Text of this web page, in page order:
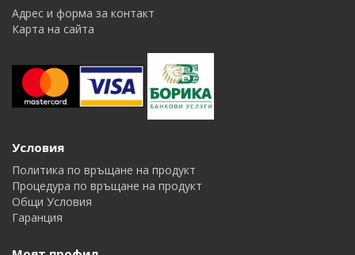
Адрес и форма за контакт
Карта на сайта
Условия
Политика по връщане на продукт
Процедура по връщане на продукт
Общи Условия
Гаранция